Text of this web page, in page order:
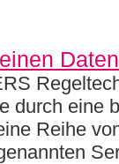
durch eine
Reihe